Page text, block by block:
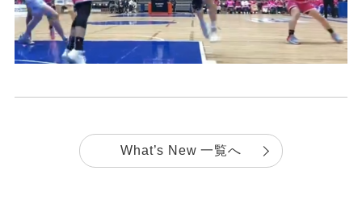
What’s New 一覧へ